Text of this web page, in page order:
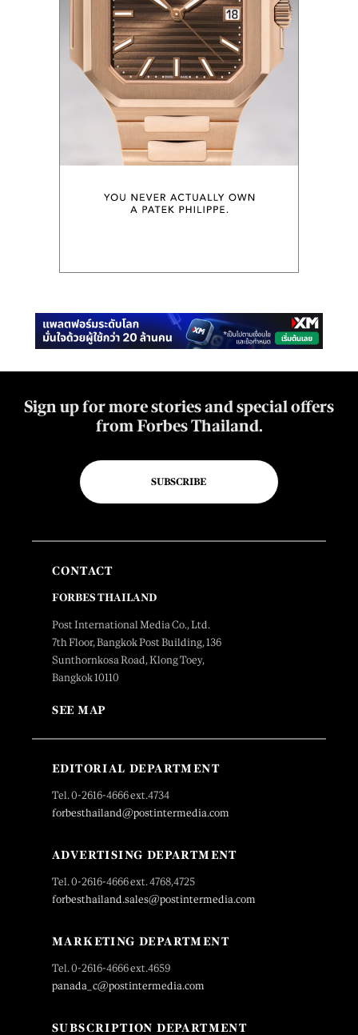
Sign up for more stories and special offers
from Forbes Thailand.
SUBSCRIBE
CONTACT
FORBES THAILAND
Post International Media Co., Ltd.
7th Floor, Bangkok Post Building, 136
Sunthornkosa Road, Klong Toey,
Bangkok 10110
SEE MAP
EDITORIAL DEPARTMENT
Tel. 0-2616-4666 ext.4734
forbesthailand@postintermedia.com
ADVERTISING DEPARTMENT
Tel. 0-2616-4666 ext. 4768,4725
forbesthailand.sales@postintermedia.com
MARKETING DEPARTMENT
Tel. 0-2616-4666 ext.4659
panada_c@postintermedia.com
SUBSCRIPTION DEPARTMENT